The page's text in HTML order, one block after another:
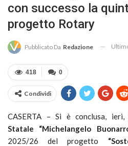
con successo la
progetto Rotary
Pubblicato Da Redazione
0
418
Condividi
CASERTA – Si è conclusa, ieri,
Statale “Michelangelo
2025/26 del progetto